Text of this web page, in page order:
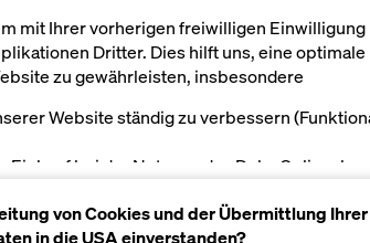
mit Ihrer vorherigen freiwilligen Einwilligung
Dritter. Dies hilft uns, eine optimale
zu gewährleisten, insbesondere
Website ständig zu verbessern
Einkauf bei der Nutzung des Doka
Sie als User auf bestimmten Plattformen zu
von Cookies und der Übermittlung Ihrer
in die USA einverstanden?